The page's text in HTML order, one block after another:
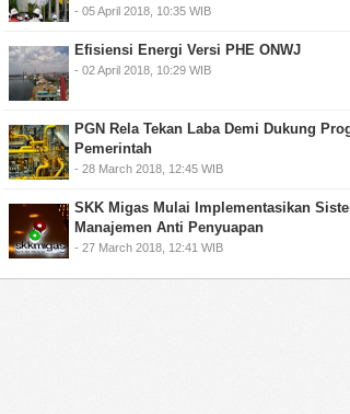
- 05 April 2018, 10:35 WIB
Efisiensi Energi Versi PHE ONWJ
- 02 April 2018, 10:29 WIB
PGN Rela Tekan Laba Demi Dukung
Pemerintah
- 28 March 2018, 12:45 WIB
SKK Migas Mulai Implementasikan
Manajemen Anti Penyuapan
- 27 March 2018, 12:41 WIB